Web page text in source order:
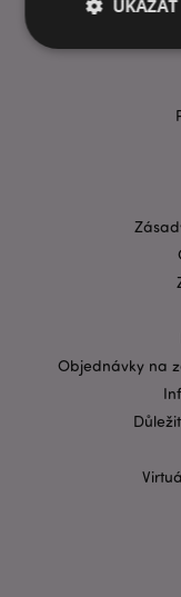
Objednávky na
Nezbytně
funkce
uživatele a
souborů
používat.
Zásadách